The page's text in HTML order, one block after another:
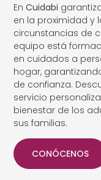
EnCuidabi
en la proximidad y
circunstancias de
equipo está
en cuidados a
hogar,
de confianza.
servicio
bienestar de los
sus familias.
CONÓCENOS